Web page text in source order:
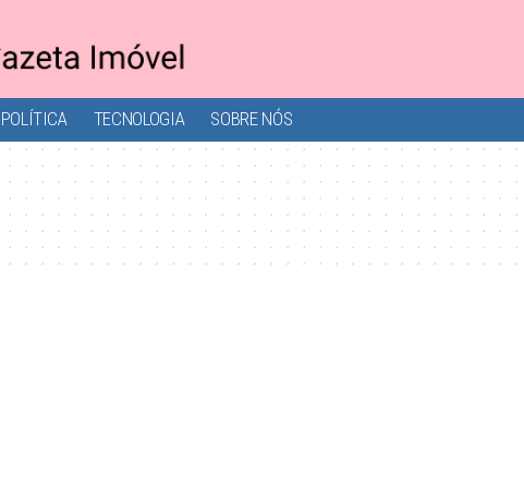
POLÍTICA TECNOLOGIA SOBRE NÓS